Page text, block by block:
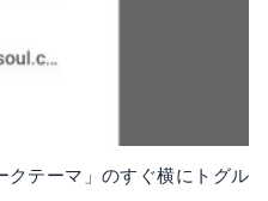
クテーマ」のすぐ横にトグル